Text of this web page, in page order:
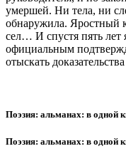
умершей. Ни тела, ни
обнаружила. Яростный
сел… И спустя пять лет
официальным
отыскать
Поэзия: альманах: в одной
Поэзия: альманах: в одной